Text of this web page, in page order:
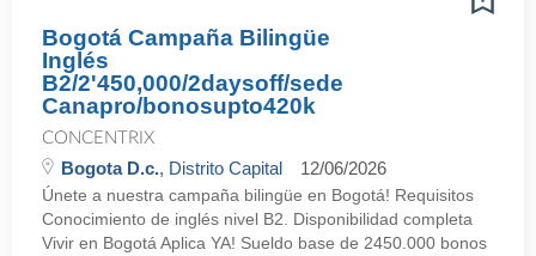
Bogotá Campaña Bilingüe
Inglés
B2/2'450,000/2daysoff/sede
Canapro/bonosupto420k
CONCENTRIX
Bogota D.c., Distrito Capital 12/06/2026
Únete a nuestra campaña bilingüe en Bogotá! Requisitos
Conocimiento de inglés nivel B2. Disponibilidad completa
Vivir en Bogotá Aplica YA! Sueldo base de 2450.000 bonos